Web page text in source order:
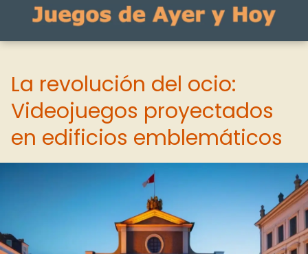
La revolución del ocio:
Videojuegos proyectados
en edificios emblemáticos